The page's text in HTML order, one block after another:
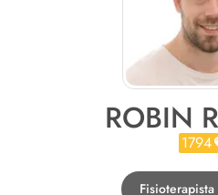
ROBIN
1794